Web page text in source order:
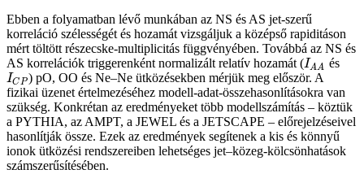
Ebben a folyamatban lévő munkában az NS és AS jet-szerű
korreláció szélességét és hozamát vizsgáljuk a középső rapiditáson
mért töltött részecske-multiplicitás függvényében. Továbbá az NS és
AS korrelációk triggerenként normalizált relatív hozamát (IAA
IA A és
ICP
ICP) pO, OO és Ne–Ne ütközésekben mérjük meg először. A
fizikai üzenet értelmezéséhez modell-adat-összehasonlításokra van
szükség. Konkrétan az eredményeket több modellszámítás – köztük
a PYTHIA, az AMPT, a JEWEL és a JETSCAPE – előrejelzéseivel
hasonlítják össze. Ezek az eredmények segítenek a kis és könnyű
ionok ütközési rendszereiben lehetséges jet–közeg-kölcsönhatások
számszerűsítésében.